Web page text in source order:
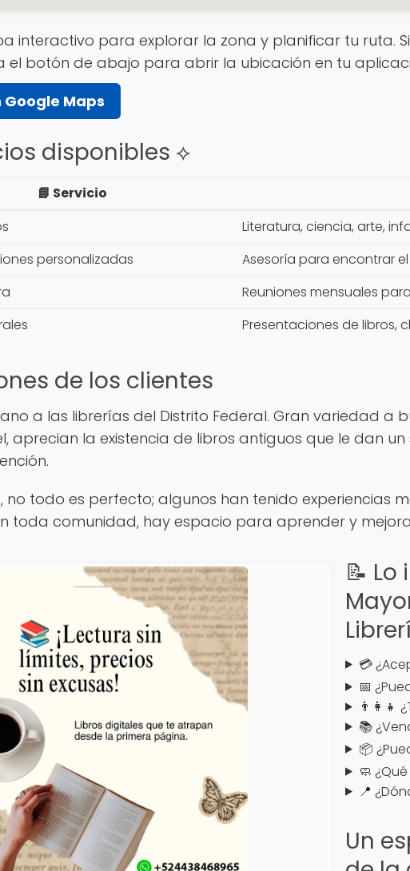
interactivo para explorar la zona y planificar tu ruta.
el botón de abajo para abrir la ubicación en tu
Google Maps
disponibles ⟡
📘 Servicio
Literatura, ciencia, arte,
personalizadas
Asesoría para encontrar
Reuniones mensuales
Presentaciones de libros,
de los clientes
a las librerías del Distrito Federal. Gran variedad a
aprecian la existencia de libros antiguos que le dan
no todo es perfecto; algunos han tenido experiencias
toda comunidad, hay espacio para aprender y
📝
💳
📅
👨‍👩‍👧
📚
📦
🧼
📍
Un